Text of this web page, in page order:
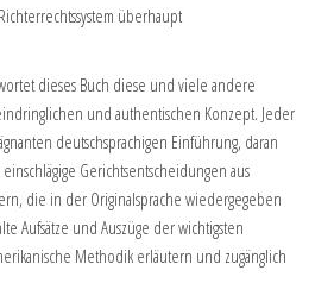
überhaupt
dieses Buch diese und viele andere
und authentischen Konzept. Jeder
deutschsprachigen Einführung, daran
Gerichtsentscheidungen aus
die in der Originalsprache wiedergegeben
Aufsätze und Auszüge der wichtigsten
Methodik erläutern und zugänglich